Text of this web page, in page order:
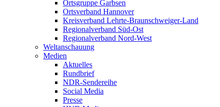
Ortsgruppe Garbsen
Ortsverband Hannover
Kreisverband Lehrte-Braunschweiger-Land
Regionalverband Süd-Ost
Regionalverband Nord-West
Weltanschauung
Medien
Aktuelles
Rundbrief
NDR-Sendereihe
Social Media
Presse